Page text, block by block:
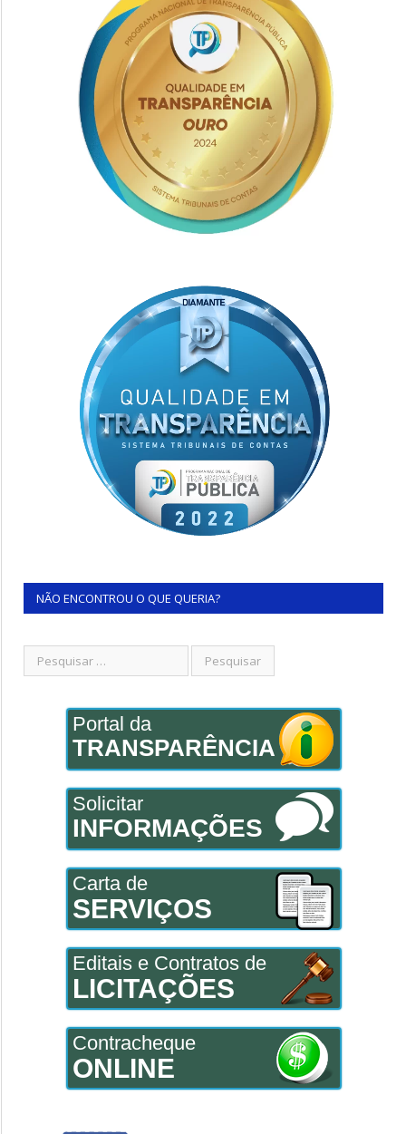
NÃO ENCONTROU O QUE QUERIA?
Portal da
TRANSPARÊNCIA
Solicitar
INFORMAÇÕES
Carta de
SERVIÇOS
Editais e Contratos de
LICITAÇÕES
Contracheque
ONLINE